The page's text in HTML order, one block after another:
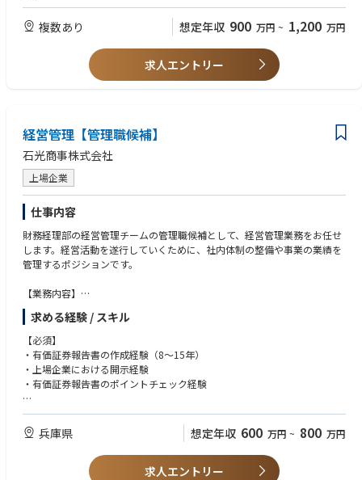
複数あり 想定年収 900 万円 ~ 1,200 万円
求人エントリー
経営管理【管理職候補】
石光商事株式会社
上場企業
仕事内容
財務経理部の経営管理チームの管理職候補として、経営管理業務をお任せ
します。経営活動を遂行していくために、社内体制の整備や事業の業績を
管理するポジションです。
【業務内容】
・連結、単体決算の開示関連業務（有価証券報告書作成を含む）
・内部統制関連業務
・経営分析、管理資料の作成
・予算、中期経営計画の立案およびその進捗管理
・チームマネジメント業務 等
求める経験 / スキル
【必須】
・有価証券報告書の作成経験（8～15年）
・上場企業における開示経験
・有価証券報告書のポイントチェック経験
【歓迎】
・上場企業における経営管理経験
・英語力
兵庫県 想定年収 600 万円 ~ 800 万円
求人エントリー